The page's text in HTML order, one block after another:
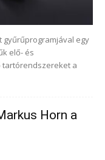
gyűrűprogramjával egy
elő- és
tartórendszereket a
Horn a